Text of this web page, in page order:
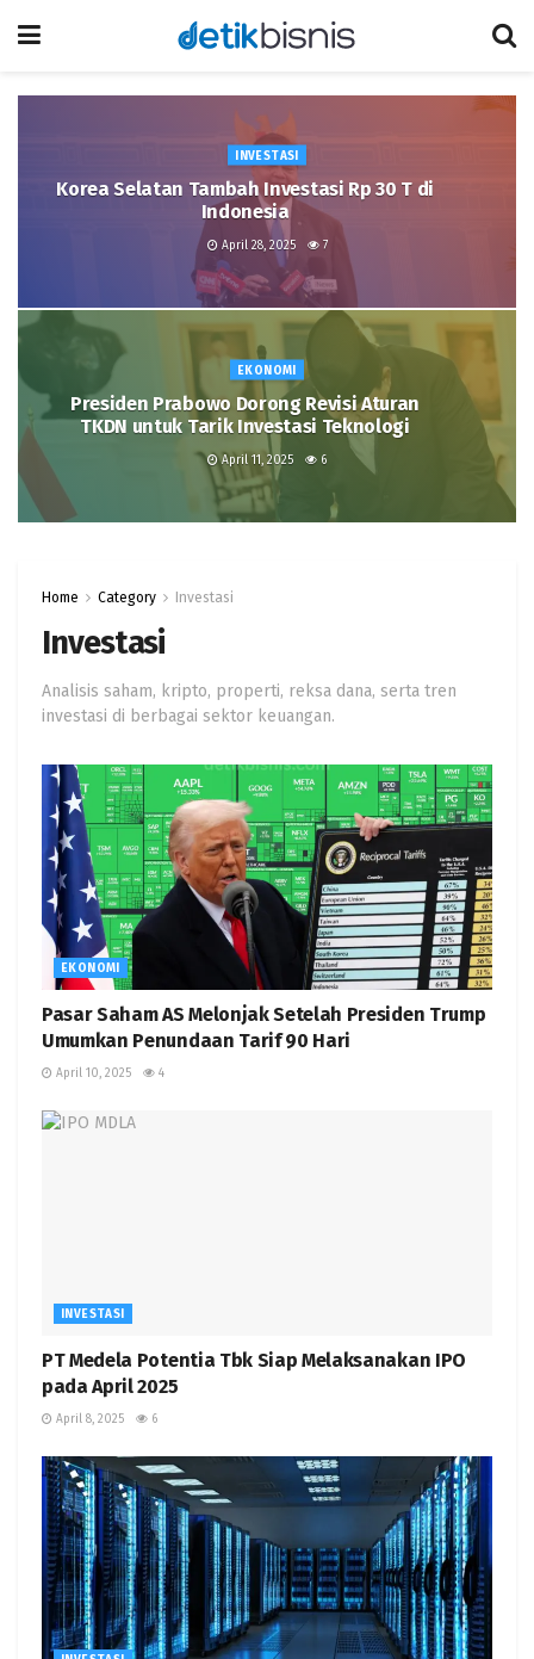
INVESTASI
Korea Selatan Tambah Investasi Rp 30 T di
Indonesia
April 28, 2025 7
EKONOMI
Presiden Prabowo Dorong Revisi Aturan
TKDN untuk Tarik Investasi Teknologi
April 11, 2025 6
Home Category Investasi
Investasi
Analisis saham, kripto, properti, reksa dana, serta tren
investasi di berbagai sektor keuangan.
EKONOMI
Pasar Saham AS Melonjak Setelah Presiden Trump
Umumkan Penundaan Tarif 90 Hari
April 10, 2025 4
INVESTASI
PT Medela Potentia Tbk Siap Melaksanakan IPO
pada April 2025
April 8, 2025 6